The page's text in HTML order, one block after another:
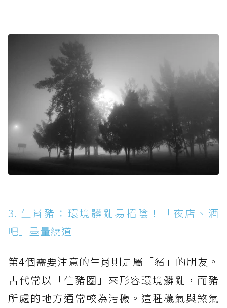
3. 生肖豬：環境髒亂易招陰！「夜店、酒
吧」盡量繞道
第4個需要注意的生肖則是屬「豬」的朋友。
古代常以「住豬圈」來形容環境髒亂，而豬
所處的地方通常較為污穢。這種穢氣與煞氣